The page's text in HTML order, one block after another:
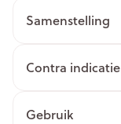
Samenstelling
Contra indicatie
Gebruik